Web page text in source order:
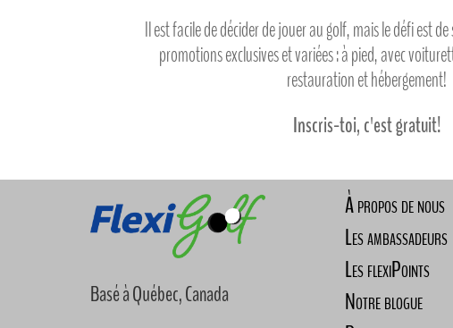
Il est facile de décider de jouer au golf, mais le défi est
promotions exclusives et variées : à pied, avec
restauration et hébergement!
Inscris-toi, c'est gratuit!
Basé à Québec, Canada
À propos de nous
Les ambassadeurs
Les flexiPoints
Notre blogue